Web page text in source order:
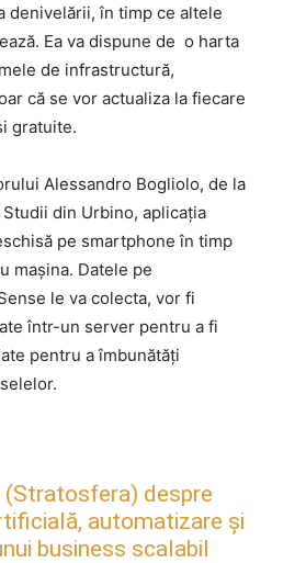
denivelării, în timp ce altele
Ea va dispune de o harta
de infrastructură,
că se vor actualiza la fiecare
gratuite.
Alessandro Bogliolo, de la
din Urbino, aplicația
pe smartphone în timp
mașina. Datele pe
le va colecta, vor fi
într-un server pentru a fi
pentru a îmbunătăţi
despre
automatizare și
business scalabil